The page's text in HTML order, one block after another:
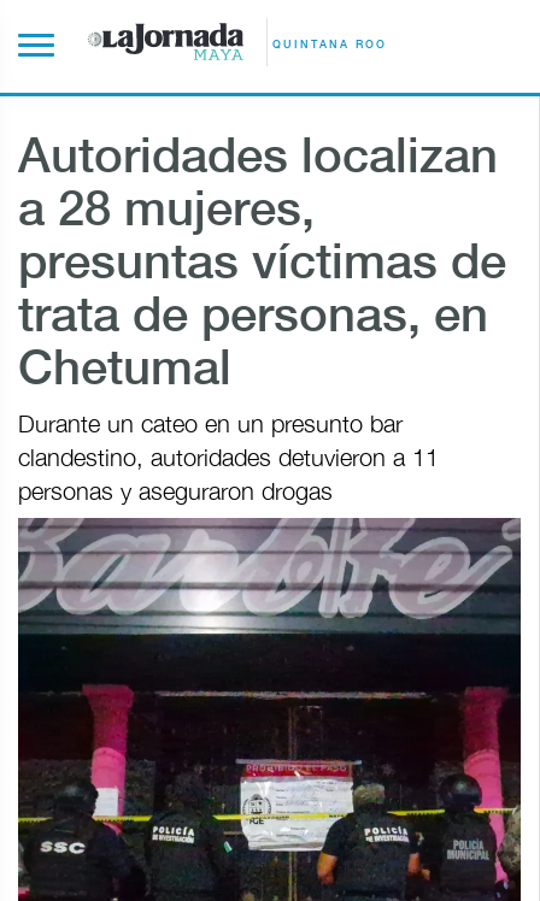
QUINTANA ROO
Autoridades localizan
a 28 mujeres,
presuntas víctimas de
trata de personas, en
Chetumal
Durante un cateo en un presunto bar
clandestino, autoridades detuvieron a 11
personas y aseguraron drogas